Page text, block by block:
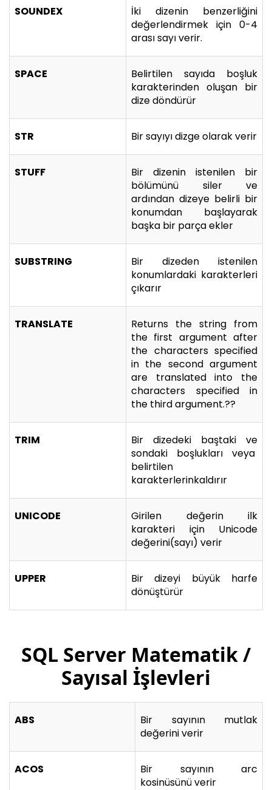
SOUNDEX
İki dizenin benzerliğini
değerlendirmek için 0-4
arası sayı verir.
SPACE
Belirtilen sayıda boşluk
karakterinden oluşan bir
dize döndürür
STR Bir sayıyı dizge olarak verir
STUFF
Bir dizenin istenilen bir
bölümünü siler ve
ardından dizeye belirli bir
konumdan başlayarak
başka bir parça ekler
SUBSTRING
Bir dizeden istenilen
konumlardaki karakterleri
çıkarır
TRANSLATE
Returns the string from
the first argument after
the characters specified
in the second argument
are translated into the
characters specified in
the third argument.??
TRIM
Bir dizedeki baştaki ve
sondaki boşlukları veya
belirtilen
karakterlerinkaldırır
UNICODE
Girilen değerin ilk
karakteri için Unicode
değerini(sayı) verir
UPPER
Bir dizeyi büyük harfe
dönüştürür
SQL Server Matematik /
Sayısal İşlevleri
ABS
Bir sayının mutlak
değerini verir
ACOS
Bir sayının arc
kosinüsünü verir